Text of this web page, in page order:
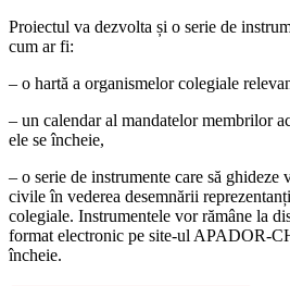
Proiectul va dezvolta și o serie de
cum ar fi:
– o hartă a organismelor colegiale
– un calendar al mandatelor membrilor
ele se încheie,
– o serie de instrumente care să ghideze
civile în vederea desemnării
colegiale. Instrumentele vor rămâne la
format electronic pe site-ul APADOR-
încheie.